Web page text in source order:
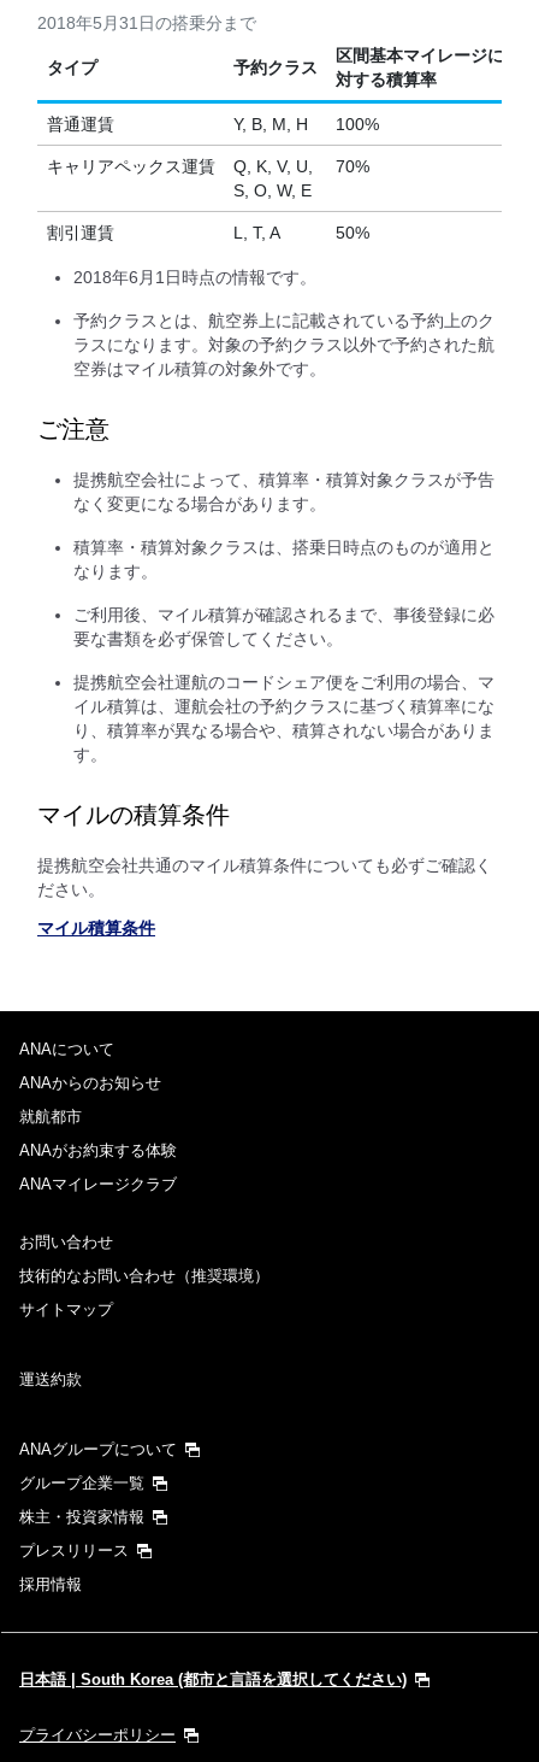
2018年5月31日の搭乗分まで
タイプ 予約クラス
区間基本マイレージに
対する積算率
普通運賃 Y, B, M, H 100%
キャリアペックス運賃
Q, K, V, U,
S, O, W, E
70%
割引運賃 L, T, A 50%
2018年6月1日時点の情報です。
予約クラスとは、航空券上に記載されている予約上のク
ラスになります。対象の予約クラス以外で予約された航
空券はマイル積算の対象外です。
ご注意
提携航空会社によって、積算率・積算対象クラスが予告
なく変更になる場合があります。
積算率・積算対象クラスは、搭乗日時点のものが適用と
なります。
ご利用後、マイル積算が確認されるまで、事後登録に必
要な書類を必ず保管してください。
提携航空会社運航のコードシェア便をご利用の場合、マ
イル積算は、運航会社の予約クラスに基づく積算率にな
り、積算率が異なる場合や、積算されない場合がありま
す。
マイルの積算条件
提携航空会社共通のマイル積算条件についても必ずご確認く
ださい。
マイル積算条件
ANAについて
ANAからのお知らせ
就航都市
ANAがお約束する体験
ANAマイレージクラブ
お問い合わせ
技術的なお問い合わせ（推奨環境）
サイトマップ
運送約款
ANAグループについて
グループ企業一覧
株主・投資家情報
プレスリリース
採用情報
日本語 | South Korea (都市と言語を選択してください)
プライバシーポリシー